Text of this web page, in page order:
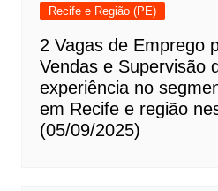
Recife e Região (PE)
2 Vagas de Emprego
Vendas e Supervisão
experiência no
em Recife e região
(05/09/2025)